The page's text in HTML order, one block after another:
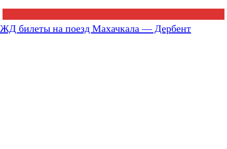
ЖД билеты на поезд Махачкала — Дербент